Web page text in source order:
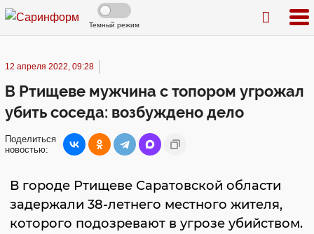
Темный режим
12 апреля 2022, 09:28
В Ртищеве мужчина с топором угрожал
убить соседа: возбуждено дело
Поделиться
новостью:
В городе Ртищеве Саратовской области
задержали 38-летнего местного жителя,
которого подозревают в угрозе убийством.